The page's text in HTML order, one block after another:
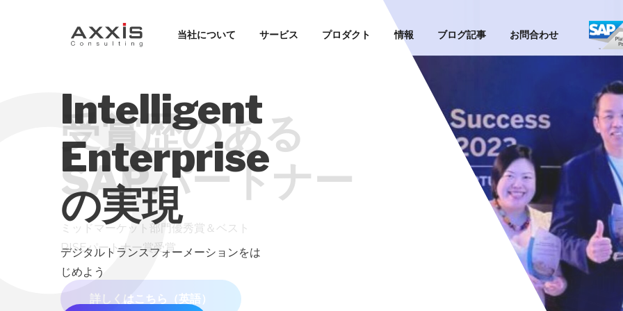
当社について サービス プロダクト 情報 ブログ記事 お問合わせ
受賞歴のある
SAPパートナー
ミッドマーケット部門優秀賞＆ベスト
RISEパートナー賞受賞
詳しくはこちら（英語）
Intelligent
Enterprise
の実現
デジタルトランスフォーメーションをは
じめよう
クラウド vs
オンプレミス
あなたにとって最適な利用形態は？ ぜひ
ブログを読んで確認してみてください。
ブログを読む
S/4HANAに
アップグレード
すべき?
S/4HANAへのアップグレードを検討中の
方はぜひブログをご覧ください。